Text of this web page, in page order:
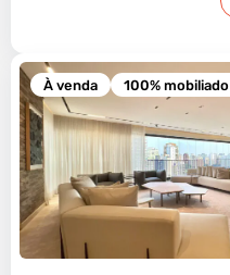
À venda 100% mobiliado